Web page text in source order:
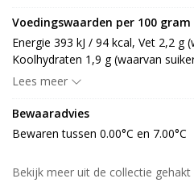
zout, zuurteregelaar: E262,
paneermeel 2% [TARWEmeel
kleurstof: E160c, E100]
Voedingswaarden per 100 gram
Energie 393 kJ / 94 kcal, Vet 2,2 g
Koolhydraten 1,9 g (waarvan
Eiwitten 16,7 g, Zout 1,4 g.
Lees meer
Bewaaradvies
Bewaren tussen 0.00°C en 7.00°C
Bekijk meer uit de collectie